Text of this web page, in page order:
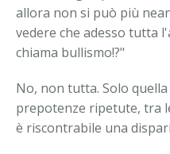
allora non si può più
vedere che adesso tutta
chiama bullismo!?"
No, non tutta. Solo
prepotenze ripetute, tra
è riscontrabile una